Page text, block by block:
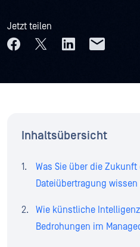
Jetzt teilen
Inhaltsübersicht
Was Sie über die Zukunft
Dateiübertragung
Wie künstliche
Bedrohungen im